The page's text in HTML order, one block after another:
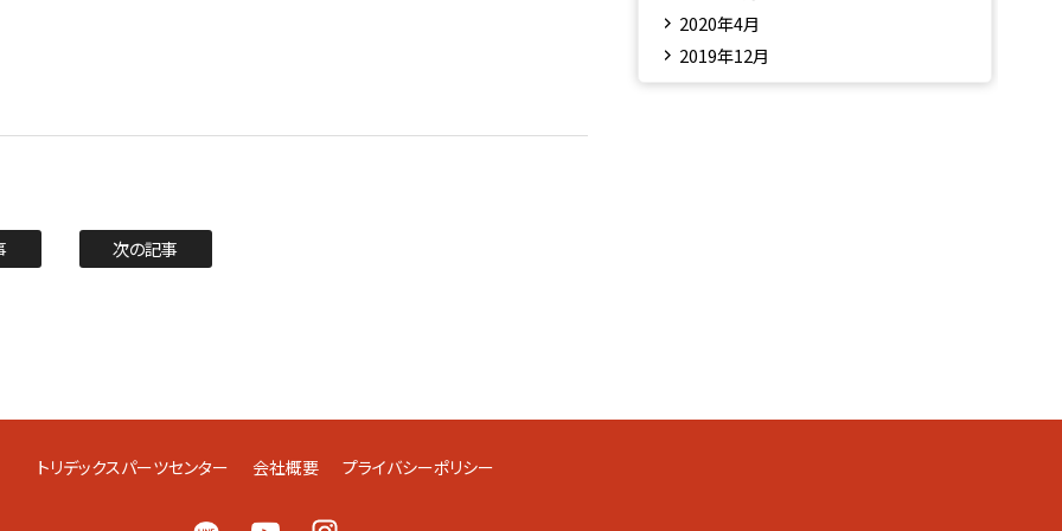
次の記事
2020年4月
2019年12月
トリデックスパーツセンター 会社概要 プライバシーポリシー